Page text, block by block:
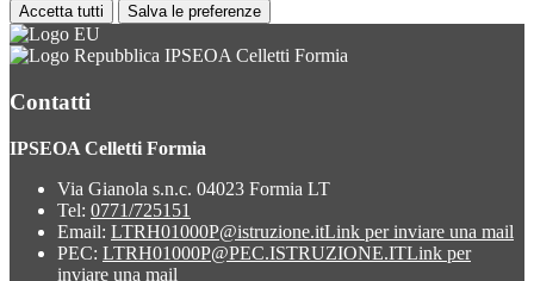
Accetta tutti Salva le preferenze
IPSEOA Celletti Formia
Contatti
IPSEOA Celletti Formia
Via Gianola s.n.c. 04023 Formia LT
Tel: 0771/725151
Email: LTRH01000P@istruzione.itLink per inviare una mail
PEC: LTRH01000P@PEC.ISTRUZIONE.ITLink per
inviare una mail